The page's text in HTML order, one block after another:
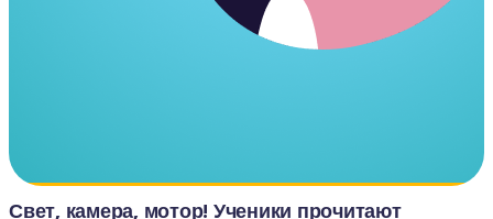
Свет, камера, мотор! Ученики прочитают